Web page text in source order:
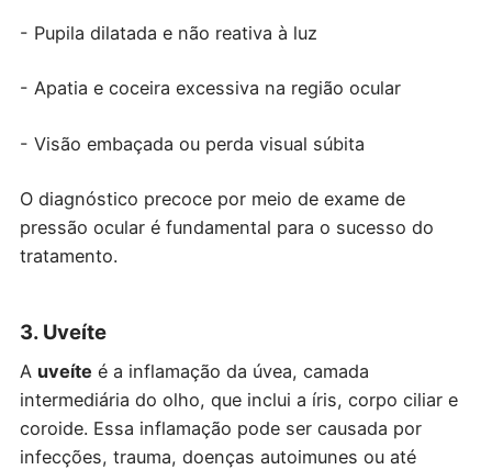
- Pupila dilatada e não reativa à luz
- Apatia e coceira excessiva na região ocular
- Visão embaçada ou perda visual súbita
O diagnóstico precoce por meio de exame de
pressão ocular é fundamental para o sucesso do
tratamento.
3. Uveíte
A uveíte é a inflamação da úvea, camada
intermediária do olho, que inclui a íris, corpo ciliar e
coroide. Essa inflamação pode ser causada por
infecções, trauma, doenças autoimunes ou até